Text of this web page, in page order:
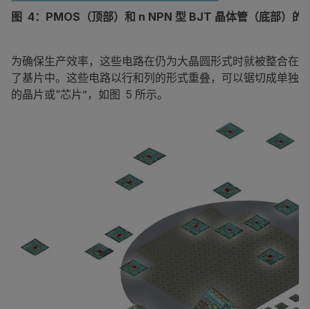
图 4：PMOS（顶部）和 n NPN 型 BJT 晶体管（底部）的
为确保生产效率，这些电路在仍为大晶圆形式时就被整合在
了基片中。这些电路以行和列的形式重叠，可以锯切成单独
的晶片或“芯片”，如图 5 所示。